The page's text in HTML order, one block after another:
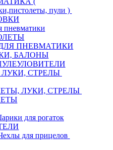
пули )
пневматики
ПНЕВМАТИКИ
БАЛОНЫ
СТРЕЛЫ
ЛУКИ, СТРЕЛЫ
для рогаток
для прицелов